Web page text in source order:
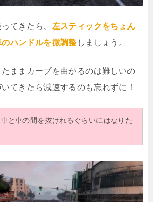
てきたら、 左スティックをちょん
ハンドルを微調整 しましょう。
ままカーブを曲がるのは難しいの
てきたら減速するのも忘れずに！
と車の間を抜けれるぐらいにはなりた